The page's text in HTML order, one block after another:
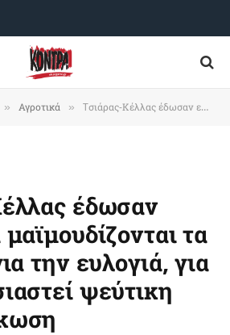
» Αγροτικά » Tσιάρας-Κέλλας έδωσαν εντολή να μαϊμουδίζονται τα στοιχεία για την ευλογιά, για να παρουσιαστεί ψεύτικη αποκλιμάκωση
έδωσαν
τα
την ευλογιά, για
ψεύτικη